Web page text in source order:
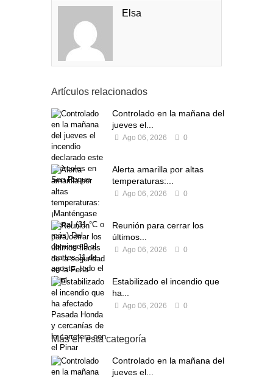
Elsa
Artículos relacionados
Controlado en la mañana del
jueves el...
Ago 06, 2026 0
Alerta amarilla por altas
temperaturas:...
Ago 06, 2026 0
Reunión para cerrar los
últimos...
Ago 06, 2026 0
Estabilizado el incendio que
ha...
Ago 06, 2026 0
Más en esta categoría
Controlado en la mañana del
jueves el...